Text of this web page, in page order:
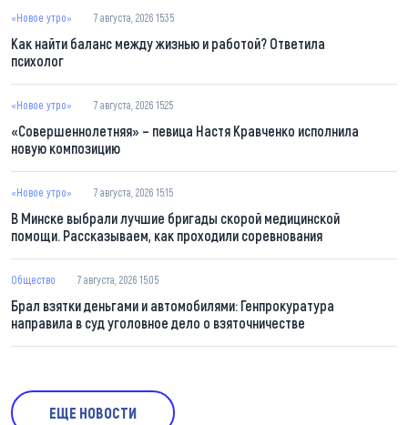
«Новое утро» 7 августа, 2026 15:35
Как найти баланс между жизнью и работой? Ответила
психолог
«Новое утро» 7 августа, 2026 15:25
«Совершеннолетняя» – певица Настя Кравченко исполнила
новую композицию
«Новое утро» 7 августа, 2026 15:15
В Минске выбрали лучшие бригады скорой медицинской
помощи. Рассказываем, как проходили соревнования
Общество 7 августа, 2026 15:05
Брал взятки деньгами и автомобилями: Генпрокуратура
направила в суд уголовное дело о взяточничестве
ЕЩЕ НОВОСТИ